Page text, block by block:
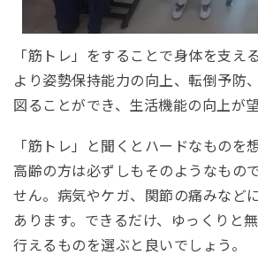
「筋トレ」をすることで身体を支え
より姿勢保持能力の向上、転倒予防
図ることができ、生活機能の向上が望
「筋トレ」と聞くとハードなものを
高齢の方は必ずしもそのようなもの
せん。病気やケガ、関節の痛みなど
あります。できるだけ、ゆっくりと
行えるものを選ぶと良いでしょう。